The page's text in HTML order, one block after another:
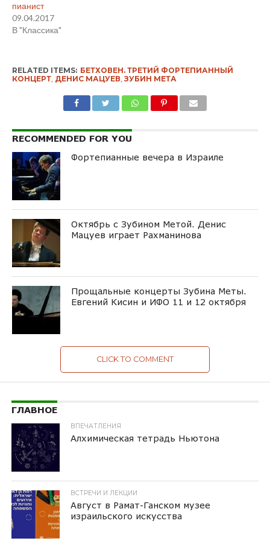
пианист
09.04.2017
В "Классика"
RELATED ITEMS: БЕТХОВЕН. ТРЕТИЙ ФОРТЕПИАННЫЙ
КОНЦЕРТ, ДЕНИС МАЦУЕВ, ЗУБИН МЕТА
RECOMMENDED FOR YOU
Фортепианные вечера в Израиле
Октябрь с Зубином Метой. Денис
Мацуев играет Рахманинова
Прощальные концерты Зубина Меты.
Евгений Кисин и ИФО 11 и 12 октября
CLICK TO COMMENT
ГЛАВНОЕ
ВПЕЧАТЛЕНИЯ
Алхимическая тетрадь Ньютона
ВСТРЕЧИ И ЛЕКЦИИ
Август в Рамат-Ганском музее
израильского искусства